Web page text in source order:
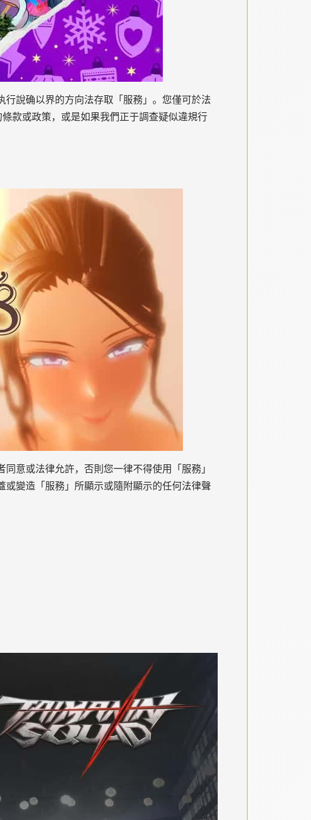
說确以界的方向法存取「服務」。您僅可於法
款或政策，或是如果我們正于調查疑似違規行
意或法律允許，否則您一律不得使用「服務」
變造「服務」所顯示或隨附顯示的任何法律聲